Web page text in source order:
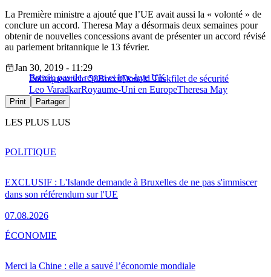
La Première ministre a ajouté que l’UE avait aussi la « volonté » de
conclure un accord. Theresa May a désormais deux semaines pour
obtenir de nouvelles concessions avant de présenter un accord révisé
au parlement britannique le 13 février.
Brexit: pas de report et bye-bye UK
Jan 30, 2019 - 11:29
Politiquearticle 50BrexitDonald Tuskfilet de sécurité
Leo VaradkarRoyaume-Uni en EuropeTheresa May
Print Partager
LES PLUS LUS
EXCLUSIF : L'Islande demande à Bruxelles de ne pas s'immiscer
dans son référendum sur l'UE
07.08.2026
POLITIQUE
Merci la Chine : elle a sauvé l’économie mondiale
ÉCONOMIE